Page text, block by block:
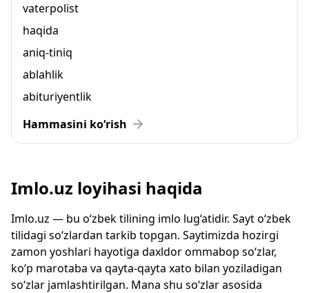
vaterpolist
haqida
aniq-tiniq
ablahlik
abituriyentlik
Hammasini ko‘rish
Imlo.uz loyihasi haqida
Imlo.uz — bu o‘zbek tilining imlo lug‘atidir. Sayt o‘zbek
tilidagi so‘zlardan tarkib topgan. Saytimizda hozirgi
zamon yoshlari hayotiga daxldor ommabop so‘zlar,
ko‘p marotaba va qayta-qayta xato bilan yoziladigan
so‘zlar jamlashtirilgan. Mana shu so‘zlar asosida